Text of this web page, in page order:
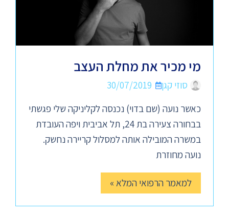
מי מכיר את מחלת העצב
סוזי קגן
30/07/2019
כאשר נועה (שם בדוי) נכנסה לקליניקה שלי פגשתי
בבחורה צעירה בת 24, תל אביבית ויפה העובדת
במשרה המובילה אותה למסלול קריירה נחשק.
נועה מחוזרת
למאמר הרפואי המלא »